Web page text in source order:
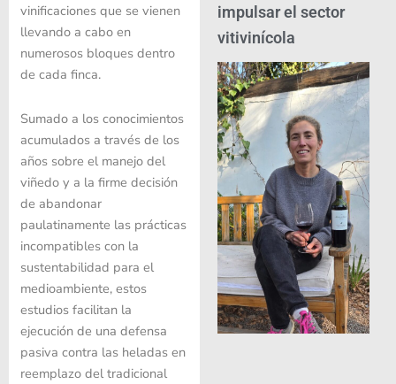
vinificaciones que se vienen
llevando a cabo en
numerosos bloques dentro
de cada finca.
Sumado a los conocimientos
acumulados a través de los
años sobre el manejo del
viñedo y a la firme decisión
de abandonar
paulatinamente las prácticas
incompatibles con la
sustentabilidad para el
medioambiente, estos
estudios facilitan la
ejecución de una defensa
pasiva contra las heladas en
reemplazo del tradicional
impulsar el sector
vitivinícola